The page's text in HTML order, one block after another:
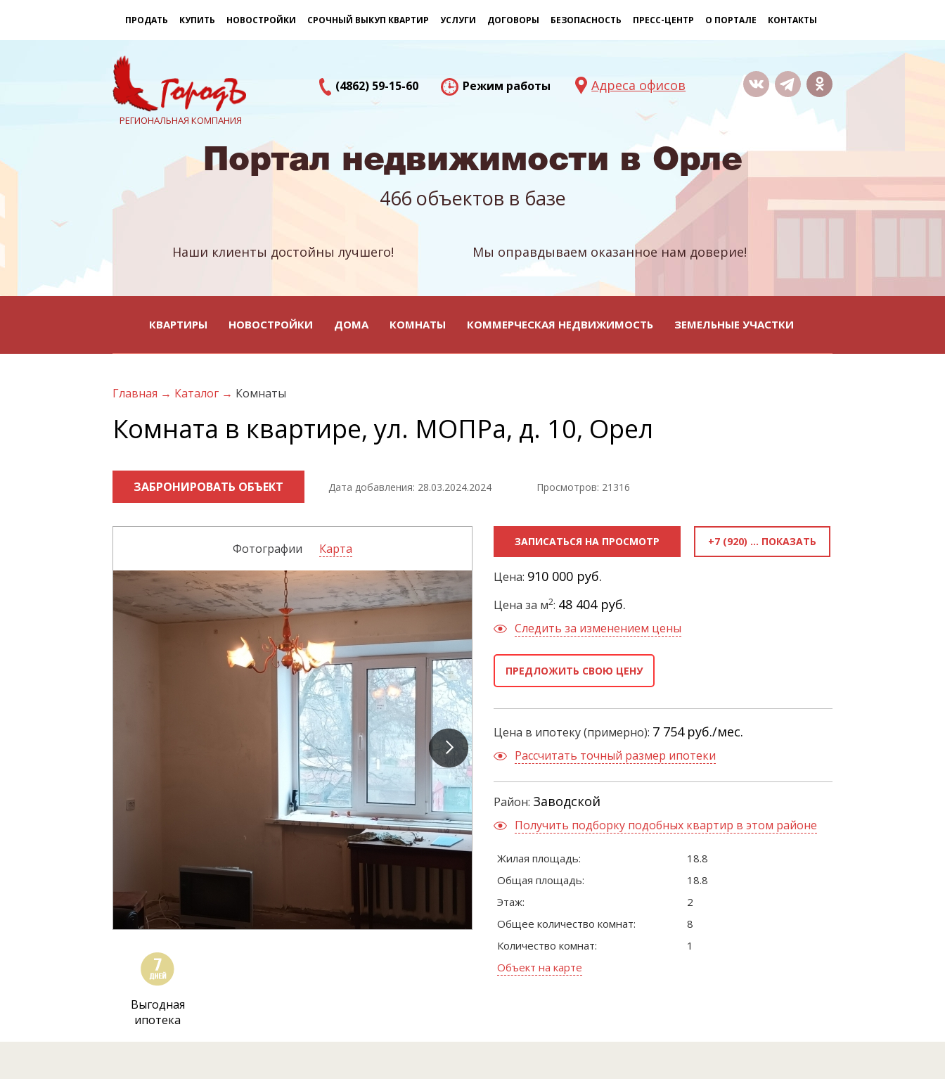
ПРОДАТЬ КУПИТЬ НОВОСТРОЙКИ СРОЧНЫЙ ВЫКУП КВАРТИР УСЛУГИ ДОГОВОРЫ БЕЗОПАСНОСТЬ ПРЕСС-ЦЕНТР О ПОРТАЛЕ КОНТАКТЫ
РЕГИОНАЛЬНАЯ КОМПАНИЯ
(4862) 59-15-60 Режим работы Адреса офисов
Портал недвижимости в Орле
466 объектов в базе
Наши клиенты достойны лучшего! Мы оправдываем оказанное нам доверие!
КВАРТИРЫ НОВОСТРОЙКИ ДОМА КОМНАТЫ КОММЕРЧЕСКАЯ НЕДВИЖИМОСТЬ ЗЕМЕЛЬНЫЕ УЧАСТКИ
Главная → Каталог → Комнаты
Комната в квартире, ул. МОПРа, д. 10, Орел
ЗАБРОНИРОВАТЬ ОБЪЕКТ Дата добавления: 28.03.2024.2024 Просмотров: 21316
Фотографии Карта
Выгодная
ипотека
ЗАПИСАТЬСЯ НА ПРОСМОТР +7 (920) 818-81-70
Цена: 910 000 руб.
Цена за м2: 48 404 руб.
Следить за изменением цены
ПРЕДЛОЖИТЬ СВОЮ ЦЕНУ
Цена в ипотеку (примерно): 7 754 руб./мес.
Рассчитать точный размер ипотеки
Район: Заводской
Получить подборку подобных квартир в этом районе
Жилая площадь:
18.8
Общая площадь:
18.8
Этаж:
2
Общее количество комнат:
8
Количество комнат:
1
Объект на карте